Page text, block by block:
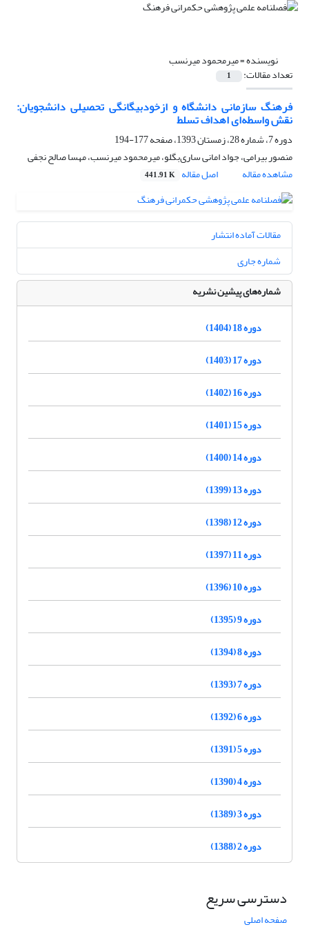
نویسنده =میرمحمود میرنسب
تعداد مقالات: 1
فرهنگ سازمانی دانشگاه و ازخودبیگانگی تحصیلی دانشجویان:
نقش واسطه‌ای اهداف تسلط
دوره 7، شماره 28، زمستان 1393، صفحه
177-194
منصور بیرامی، جواد امانی ساری‌بگلو، میرمحمود میرنسب، مهسا صالح نجفی
مشاهده مقاله
اصل مقاله 441.91 K
مقالات آماده انتشار
شماره جاری
شماره‌های پیشین نشریه
دوره 18 (1404)
دوره 17 (1403)
دوره 16 (1402)
دوره 15 (1401)
دوره 14 (1400)
دوره 13 (1399)
دوره 12 (1398)
دوره 11 (1397)
دوره 10 (1396)
دوره 9 (1395)
دوره 8 (1394)
دوره 7 (1393)
دوره 6 (1392)
دوره 5 (1391)
دوره 4 (1390)
دوره 3 (1389)
دوره 2 (1388)
دسترسی سریع
صفحه اصلی